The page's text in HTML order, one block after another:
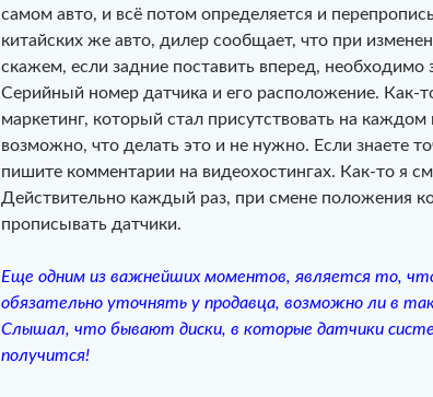
самом авто, и всё потом определяется и
китайских же авто, дилер сообщает, что при
скажем, если задние поставить вперед, необходимо
Серийный номер датчика и его расположение. Как-
маркетинг, который стал присутствовать на каждом
возможно, что делать это и не нужно. Если знаете
пишите комментарии на видеохостингах. Как-то я
Действительно каждый раз, при смене положения
прописывать датчики.
Еще одним из важнейших моментов, является то,
обязательно уточнять у продавца, возможно ли в
Слышал, что бывают диски, в которые датчики
получится!